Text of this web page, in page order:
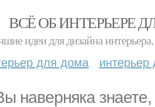
ВСЁ ОБ ИНТЕРЬЕРЕ
идеи для дизайна
для дома интерьер
наверняка